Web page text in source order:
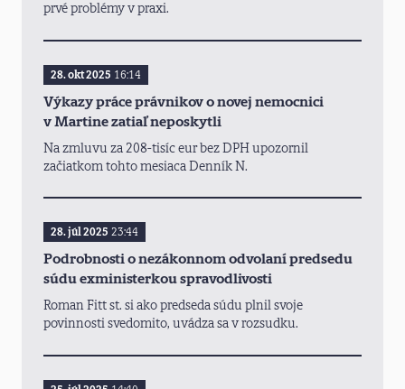
prvé problémy v praxi.
28. okt 2025 16:14
Výkazy práce právnikov o novej nemocnici
v Martine zatiaľ neposkytli
Na zmluvu za 208-tisíc eur bez DPH upozornil
začiatkom tohto mesiaca Denník N.
28. júl 2025 23:44
Podrobnosti o nezákonnom odvolaní predsedu
súdu exministerkou spravodlivosti
Roman Fitt st. si ako predseda súdu plnil svoje
povinnosti svedomito, uvádza sa v rozsudku.